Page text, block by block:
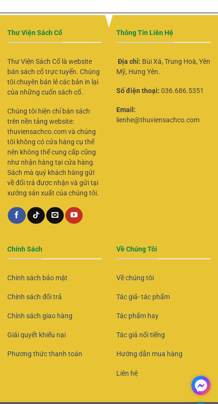
Thư Viện Sách Cổ
Thư Viện Sách Cổ là website
bán sách cổ trực tuyến. Chúng
tôi chuyên bán lẻ các bản in lại
của những cuốn sách cổ.
Chúng tôi hiện chỉ bán sách
trên nền tảng website:
thuviensachco.com và chúng
tôi không có cửa hàng cụ thể
nên không thể cung cấp cũng
như nhận hàng tại cửa hàng.
Sách mà quý khách hàng gửi
về đổi trả được nhận và gửi tại
xưởng sản xuất của chúng tôi.
Thông Tin Liên Hệ
Địa chỉ: Bùi Xá, Trung Hoà, Yên
Mỹ, Hưng Yên.
Số điện thoại: 036.686.5351
Email:
lienhe@thuviensachco.com
Chính Sách
Chính sách bảo mật
Chính sách đổi trả
Chính sách giao hàng
Giải quyết khiếu nại
Phương thức thanh toán
Về Chúng Tôi
Về chúng tôi
Tác giả- tác phẩm
Tác phẩm hay
Tác giả nổi tiếng
Hướng dẫn mua hàng
Liên hệ